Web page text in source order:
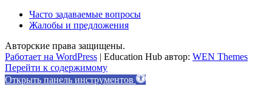
Часто задаваемые вопросы
Жалобы и предложения
Авторские права защищены.
Работает на WordPress | Education Hub автор: WEN Themes
Перейти к содержимому
Открыть панель инструментов